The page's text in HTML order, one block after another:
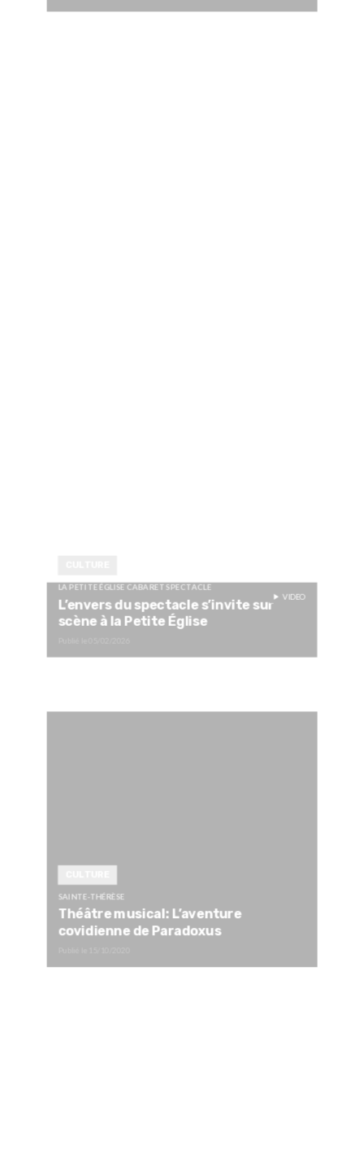
VIDEO
LA PETITE ÉGLISE CABARET SPECTACLE
L’envers du spectacle s’invite sur
scène à la Petite Église
SAINTE-THÉRÈSE
Théâtre musical: L’aventure
covidienne de Paradoxus